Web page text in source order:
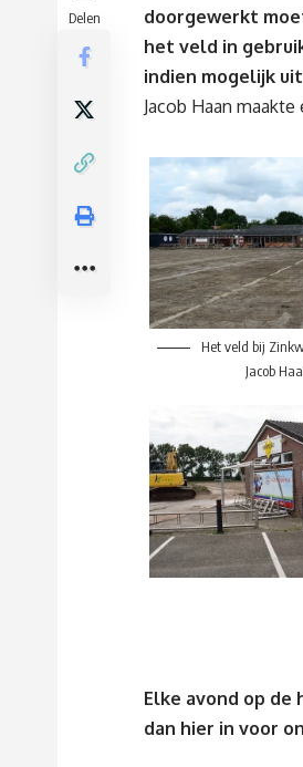
Delen
doorgewerkt
het veld in
indien mogelijk
Jacob Haan
Het veld bij
Jacob
Elke avond op de
dan hier in voor